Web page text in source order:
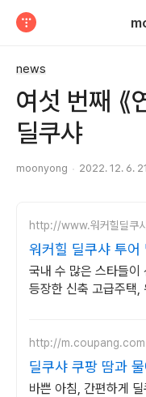
news
여섯 번째 ⟪
딜쿠샤
moonyong 2022. 12. 6.
http://www.워커힐딜쿠
워커힐 딜쿠샤 투어
접근성 UP!
국내 수 많은 스타들이
등장한 신축 고급주택,
http://m.coupang.com
딜쿠샤 쿠팡 땀과
바쁜 아침, 간편하게